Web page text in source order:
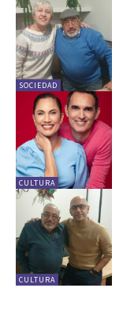
SOCIEDAD
CULTURA
CULTURA